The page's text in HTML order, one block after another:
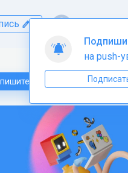
на нас в Telegram
на push-